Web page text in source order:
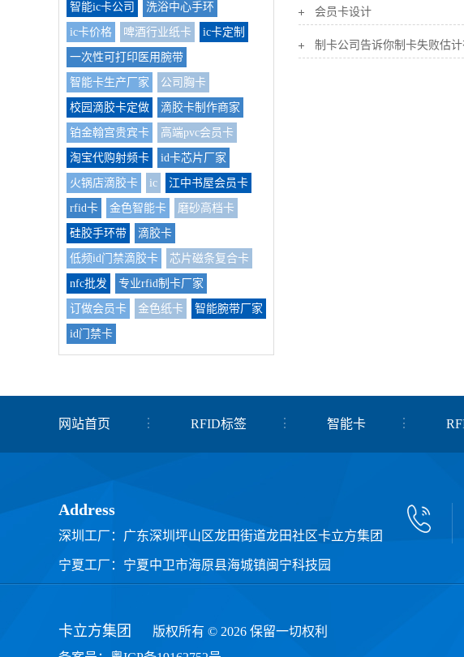
智能ic卡公司 洗浴中心手环
ic卡价格 啤酒行业纸卡 ic卡定制
一次性可打印医用腕带
智能卡生产厂家 公司胸卡
校园滴胶卡定做 滴胶卡制作商家
铂金翰宫贵宾卡 高端pvc会员卡
淘宝代购射频卡 id卡芯片厂家
火锅店滴胶卡 ic 江中书屋会员卡
rfid卡 金色智能卡 磨砂高档卡
硅胶手环带 滴胶卡
低频id门禁滴胶卡 芯片磁条复合卡
nfc批发 专业rfid制卡厂家
订做会员卡 金色纸卡 智能腕带厂家
id门禁卡
会员卡设计
制卡公司告诉你制卡失败估计
网站首页 RFID标签 智能卡
关于我们
Address
深圳工厂：广东深圳坪山区龙田街道龙田社区卡立方集团
宁夏工厂：宁夏中卫市海原县海城镇闽宁科技园
卡立方集团
版权所有 © 2026 保留一切权利